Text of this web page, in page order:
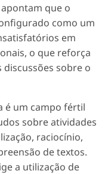
apontam que o
como um
em
o que reforça
sobre o
é um campo fértil
sobre atividades
raciocínio,
de textos.
a utilização de